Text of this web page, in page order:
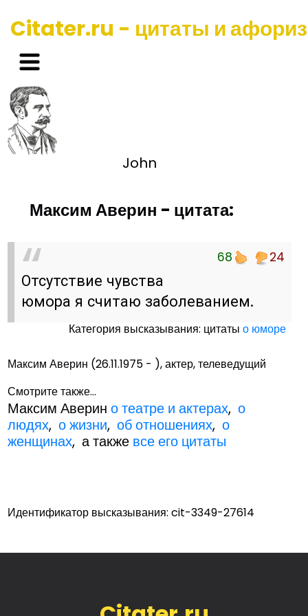
Citater.ru - цитаты и
John
Максим Аверин - цитата:
68 24
Отсутствие чувства
юмора я считаю заболеванием.
Категория высказывания: цитатыо юморе
Максим Аверин (26.11.1975 - ), актер, телеведущий
Смотрите также...
Максим Аверино театре и актерах,о
людях,о жизни,об отношениях,о
женщинах, а также все его цитаты
Идентификатор высказывания: cit-3349-27614